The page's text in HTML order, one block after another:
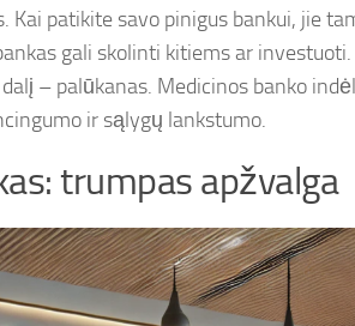
Kai patikite savo pinigus bankui, jie
gali skolinti kitiems ar
– palūkanas. Medicinos banko
ir sąlygų lankstumo.
trumpas apžvalga